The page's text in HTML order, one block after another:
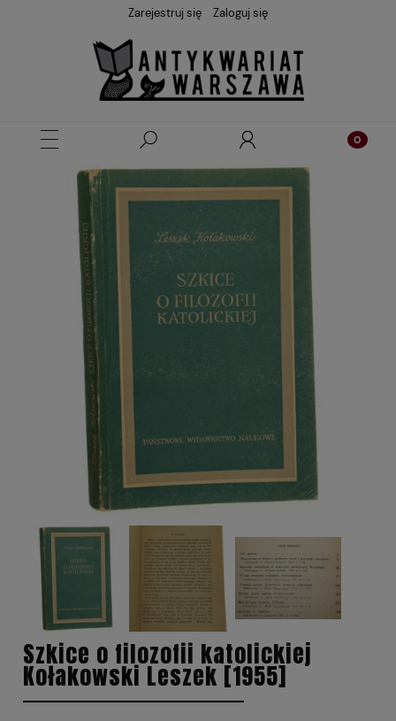
Zarejestruj się Zaloguj się
Szkice o filozofii katolickiej
Kołakowski Leszek [1955]